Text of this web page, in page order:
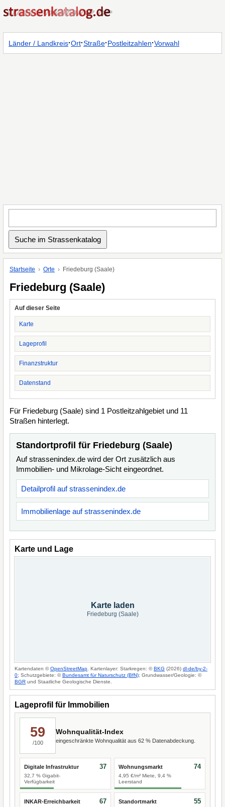
Länder / Landkreis·Ort·Straße·Postleitzahlen·Vorwahl
Startseite Orte Friedeburg (Saale)
Friedeburg (Saale)
Auf dieser Seite
Karte
Lageprofil
Finanzstruktur
Datenstand
Für Friedeburg (Saale) sind 1 Postleitzahlgebiet und 11
Straßen hinterlegt.
Standortprofil für Friedeburg (Saale)
Auf strassenindex.de wird der Ort zusätzlich aus
Immobilien- und Mikrolage-Sicht eingeordnet.
Detailprofil auf strassenindex.de
Immobilienlage auf strassenindex.de
Karte und Lage
Karte laden
Friedeburg (Saale)
Kartendaten ©OpenStreetMap . Kartenlayer: Starkregen: ©BKG (2026) dl-de/by-2-
0; Schutzgebiete: ©Bundesamt für Naturschutz (BfN); Grundwasser/Geologie: ©
BGR und Staatliche Geologische Dienste.
Lageprofil für Immobilien
59
/100
Wohnqualität-Index
eingeschränkte Wohnqualität aus 62 % Datenabdeckung.
Digitale Infrastruktur
32,7 % Gigabit-
Verfügbarkeit
37 Wohnungsmarkt
4,95 €/m² Miete, 9,4 %
Leerstand
74
INKAR-Erreichbarkeit 67 Standortmarkt 55